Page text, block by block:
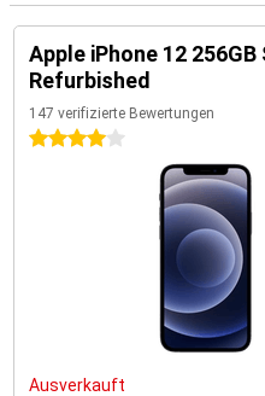
Apple iPhone 12 256GB
Refurbished
147 verifizierte Bewertungen
4 Sterne
Ausverkauft